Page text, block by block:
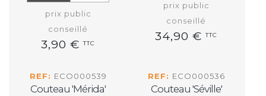
prix public
conseillé
3,90 €TTC
prix public
conseillé
34,90 €TTC
REF: ECO000539
Couteau 'Mérida'
REF: ECO000536
Couteau 'Séville'